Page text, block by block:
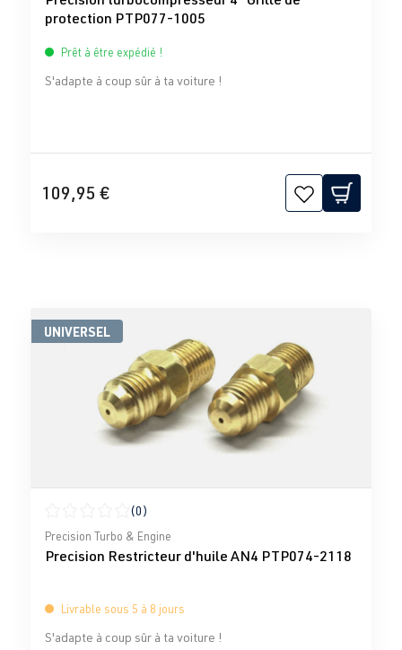
protection PTP077-1005
Prêt à être expédié !
S'adapte à coup sûr à ta voiture !
109,95 €
UNIVERSEL
Note moyenne de 0 sur 5 étoiles
(0)
Precision Turbo & Engine
Precision Restricteur d'huile AN4 PTP074-2118
Livrable sous 5 à 8 jours
S'adapte à coup sûr à ta voiture !